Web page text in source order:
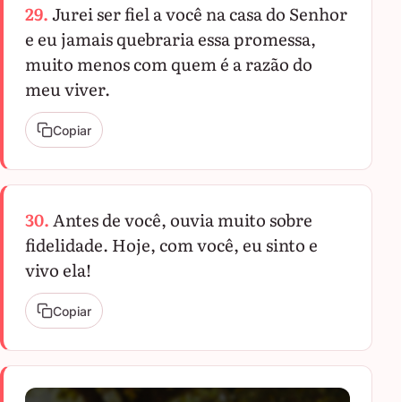
29.Jurei ser fiel a você na casa do Senhor
e eu jamais quebraria essa promessa,
muito menos com quem é a razão do
meu viver.
Copiar
30.Antes de você, ouvia muito sobre
fidelidade. Hoje, com você, eu sinto e
vivo ela!
Copiar